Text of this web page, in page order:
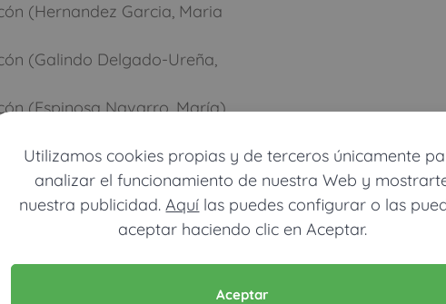
Utilizamos cookies propias y de terceros únicamente
analizar el funcionamiento de nuestra Web y
nuestra publicidad.Aquí las puedes configurar o las
aceptar haciendo clic en Aceptar.
Aceptar
(Hernandez Garcia, Maria
(Galindo Delgado-Ureña,
(Espinosa Navarro, María)
(Cabezudo Marta,
(Palencia Pérez, Sara
(Jimenez Alcaide,
(Rodríguez López,